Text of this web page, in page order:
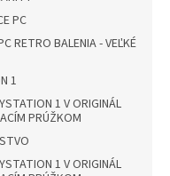
PC
RETRO BALENIA - VEĽKÉ
1
1 V ORIGINÁL
PRÚŽKOM
1 V ORIGINÁL